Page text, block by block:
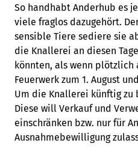
So handhabt Anderhub es
viele fraglos dazugehört.
sensible Tiere sediere sie
die Knallerei an diesen
könnten, als wenn plötzlich
Feuerwerk zum 1. August
Um die Knallerei künftig zu
Diese will Verkauf und
einschränken bzw. nur für
Ausnahmebewilligung